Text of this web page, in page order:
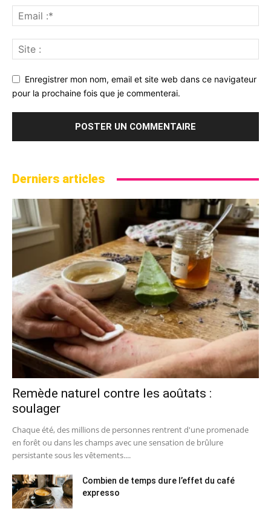
Enregistrer mon nom, email et site web dans ce navigateur
pour la prochaine fois que je commenterai.
Derniers articles
Remède naturel contre les aoûtats :
soulager
Chaque été, des millions de personnes rentrent d'une promenade
en forêt ou dans les champs avec une sensation de brûlure
persistante sous les vêtements....
Combien de temps dure l’effet du café
expresso